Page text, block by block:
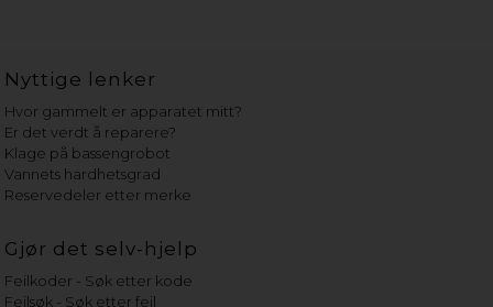
Nyttige lenker
Hvor gammelt er apparatet mitt?
Er det verdt å reparere?
Klage på bassengrobot
Vannets hardhetsgrad
Reservedeler etter merke
Gjør det selv-hjelp
Feilkoder - Søk etter kode
Feilsøk - Søk etter feil